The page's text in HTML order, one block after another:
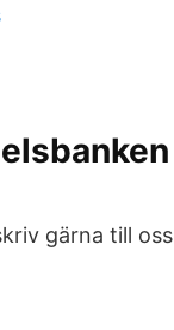
gärna till